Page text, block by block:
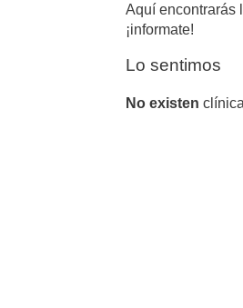
Aquí encontrarás
¡informate!
Lo sentimos
No existen